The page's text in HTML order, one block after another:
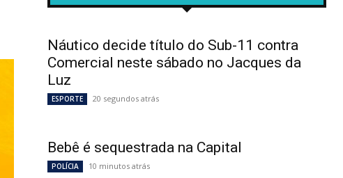
Náutico decide título do Sub-11 contra
Comercial neste sábado no Jacques da
Luz
ESPORTE 20 segundos atrás
Bebê é sequestrada na Capital
POLÍCIA 10 minutos atrás